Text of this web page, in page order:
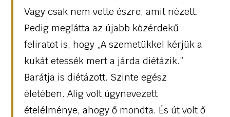
Vagy csak nem vette észre, amit nézett.
Pedig meglátta az újabb közérdekű
feliratot is, hogy „A szemetükkel kérjük a
kukát etessék mert a járda diétázik.”
Barátja is diétázott. Szinte egész
életében. Alig volt úgynevezett
ételélménye, ahogy ő mondta. És út volt ő